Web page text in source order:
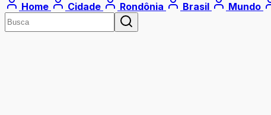
Home Cidade Rondônia Brasil Mundo